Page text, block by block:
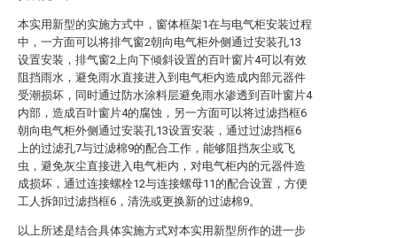
本实用新型的实施方式中，窗体框架1在与电气柜安装过程
中，一方面可以将排气窗2朝向电气柜外侧通过安装孔13
设置安装，排气窗2上向下倾斜设置的百叶窗片4可以有效
阻挡雨水，避免雨水直接进入到电气柜内造成内部元器件
受潮损坏，同时通过防水涂料层避免雨水渗透到百叶窗片4
内部，造成百叶窗片4的腐蚀，另一方面可以将过滤挡框6
朝向电气柜外侧通过安装孔13设置安装，通过过滤挡框6
上的过滤孔7与过滤棉9的配合工作，能够阻挡灰尘或飞
虫，避免灰尘直接进入电气柜内，对电气柜内的元器件造
成损坏，通过连接螺栓12与连接螺母11的配合设置，方便
工人拆卸过滤挡框6，清洗或更换新的过滤棉9。
以上所述是结合具体实施方式对本实用新型所作的进一步